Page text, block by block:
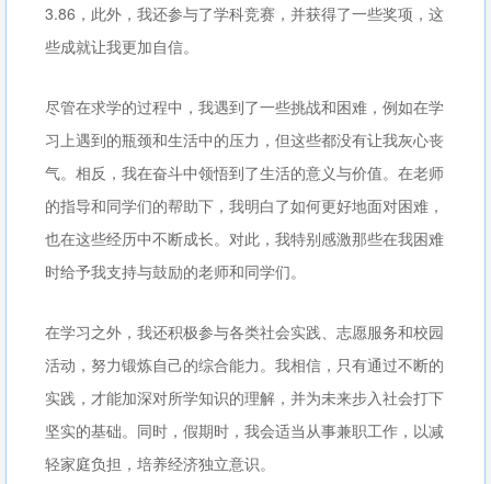
3.86，此外，我还参与了学科竞赛，并获得了一些奖项，这
些成就让我更加自信。
尽管在求学的过程中，我遇到了一些挑战和困难，例如在学
习上遇到的瓶颈和生活中的压力，但这些都没有让我灰心丧
气。相反，我在奋斗中领悟到了生活的意义与价值。在老师
的指导和同学们的帮助下，我明白了如何更好地面对困难，
也在这些经历中不断成长。对此，我特别感激那些在我困难
时给予我支持与鼓励的老师和同学们。
在学习之外，我还积极参与各类社会实践、志愿服务和校园
活动，努力锻炼自己的综合能力。我相信，只有通过不断的
实践，才能加深对所学知识的理解，并为未来步入社会打下
坚实的基础。同时，假期时，我会适当从事兼职工作，以减
轻家庭负担，培养经济独立意识。